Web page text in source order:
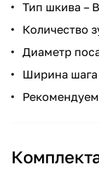
Тип шкива –
Количество
Диаметр
Ширина